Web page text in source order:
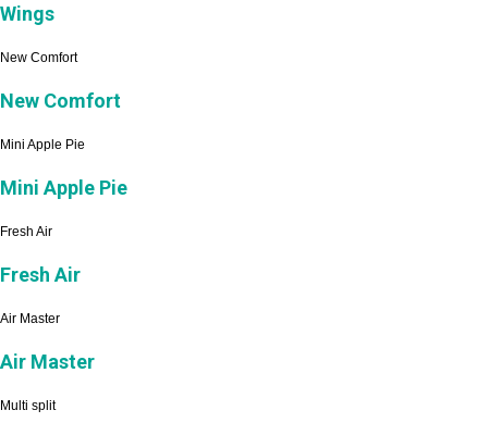
Wings
New Comfort
New Comfort
Mini Apple Pie
Mini Apple Pie
Fresh Air
Fresh Air
Air Master
Air Master
Multi split